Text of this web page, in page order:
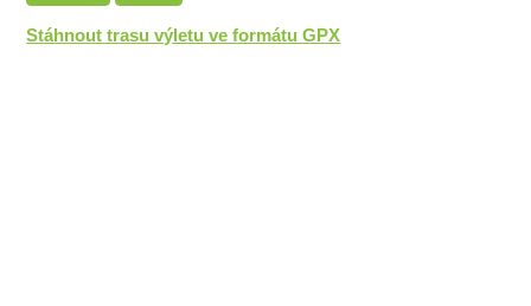
Stáhnout trasu výletu ve formátu GPX